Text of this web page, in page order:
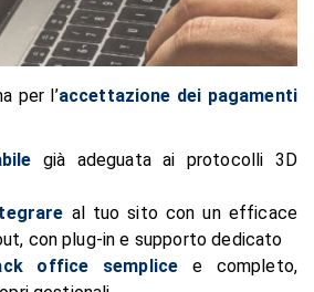
per l’accettazione dei pagamenti
già adeguata ai protocolli 3D
al tuo sito con un efficace
con plug‑in e supporto dedicato
office semplice e completo,